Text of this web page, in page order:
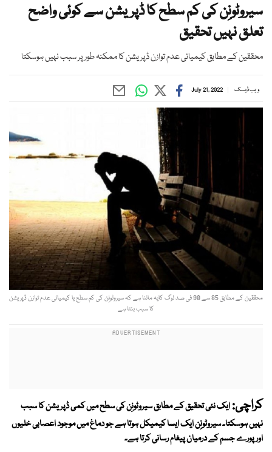
سیروٹونِن کی کم سطح کا ڈپریشن سے کوئی واضح
تعلق نہیں تحقیق
محققین کے مطابق کیمیائی عدم توازن ڈپریشن کا ممکنہ طور پر سبب نہیں ہوسکتا
ویب ڈیسک July 21, 2022
محققین کے مطابق 85 سے 90 فی صد لوگ کایہ ماننا ہے کہ سیروٹونِن کی کم سطح یا کیمیائی عدم توازن ڈپریشن
کا سبب بنتا ہے
کراچی:ایک نئی تحقیق کے مطابق سیروٹونِن کی سطح میں کمی ڈپریشن کا سبب
نہیں ہوسکتا۔ سیروٹونِن ایک ایسا کیمیکل ہوتا ہے جو دماغ میں موجود اعصابی خلیوں
اور پورے جسم کے درمیان پیغام رسانی کرتا ہے۔